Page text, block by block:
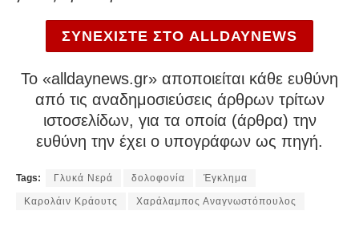
ΣΥΝΕΧΙΣΤΕ ΣΤΟ ALLDAYNEWS
To «alldaynews.gr» αποποιείται κάθε ευθύνη
από τις αναδημοσιεύσεις άρθρων τρίτων
ιστοσελίδων, για τα οποία (άρθρα) την
ευθύνη την έχει ο υπογράφων ως πηγή.
Tags: Γλυκά Νερά δολοφονία Έγκλημα
Καρολάιν Κράουτς Χαράλαμπος Αναγνωστόπουλος